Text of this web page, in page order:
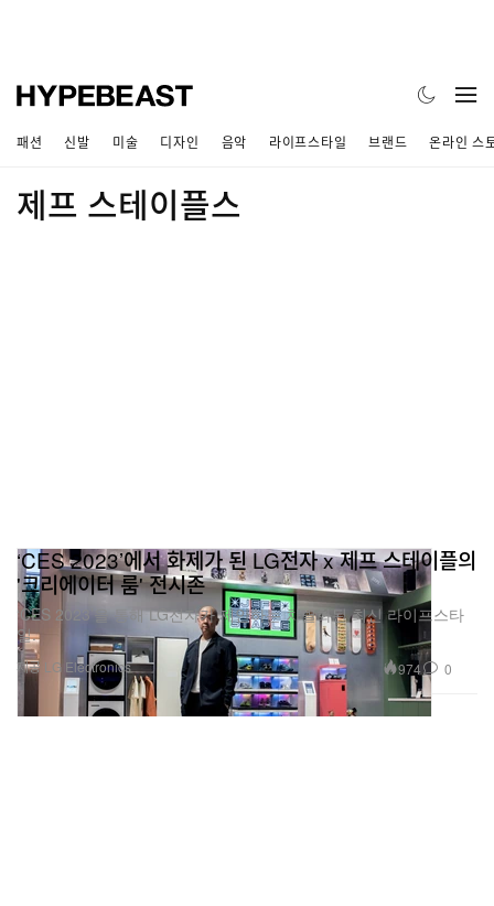
패션 신발 미술 디자인 음악 라이프스타일 브랜드 온라인 스
제프 스테이플스
‘CES 2023’에서 화제가 된 LG전자 x 제프 스테이플의
'크리에이터 룸' 전시존
‘CES 2023’을 통해 LG전자가 제안하는 차별화된 최신 라이프스타
일.
제공 LG Electronics 974 0